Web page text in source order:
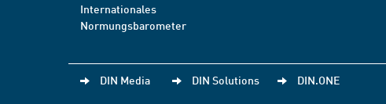
Internationales
Normungsbarometer
DIN Media DIN Solutions DIN.ONE